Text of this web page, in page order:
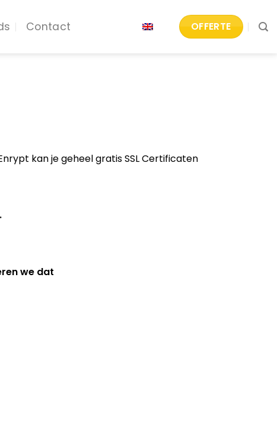
Contact OFFERTE
kan je geheel gratis SSL Certificaten
we dat